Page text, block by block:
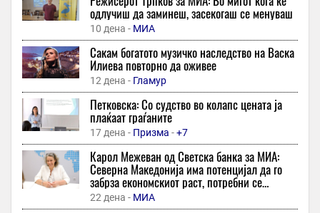
Еден трик открива дали пилешкото месо е свежо или старо –
внимавајте пред да го купите
45 минути -Гламур
Тиквеш „пукна петарда“ во Куманово против Башкими и сега
е лидер во Прва лига
45 минути -Спорт Манија -
Уште двајца играчи на Барса пред заминување: Ханси Флик
им ја покажа излезната врата и не отпатуваа со тимот во
Удине
45 минути -Дерби
Адмирал Ефтимов: Нема активности со намера против
Бугарија, дронот кај Кардам бил мамка од типот „Маја“
одлучиш да заминеш, засекогаш се менуваш
10 дена - МИА
Сакам богатото музичко наследство на Васка
Илиева повторно да оживее
12 дена - Гламур
Петковска: Со судство во колапс цената ја
плаќаат граѓаните
17 дена - Призма -+7
Карол Межеван од Светска банка за МИА:
Северна Македонија има потенцијал да го
забрза економскиот раст, потребни се
структурни реформи
22 дена - МИА